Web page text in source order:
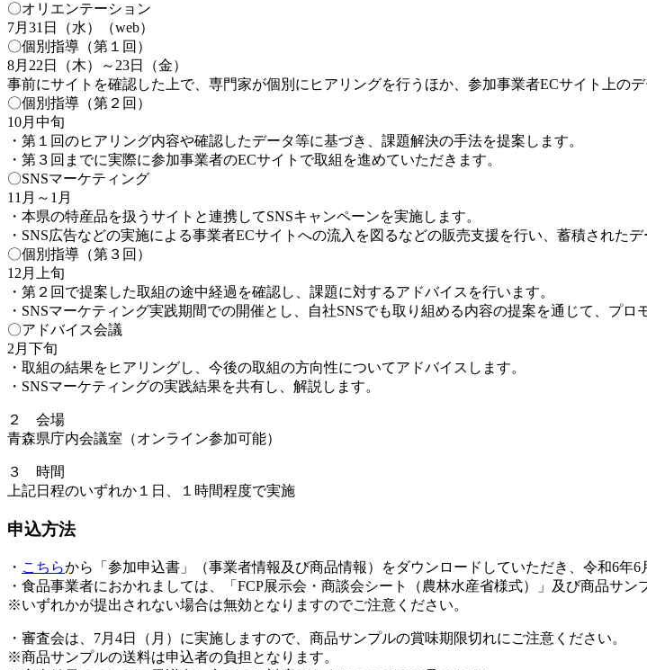
〇オリエンテーション
7月31日（水）（web）
〇個別指導（第１回）
8月22日（木）～23日（金）
事前にサイトを確認した上で、専門家が個別にヒアリングを行うほか、参加事業者ECサイト上のデ
〇個別指導（第２回）
10月中旬
・第１回のヒアリング内容や確認したデータ等に基づき、課題解決の手法を提案します。
・第３回までに実際に参加事業者のECサイトで取組を進めていただきます。
〇SNSマーケティング
11月～1月
・本県の特産品を扱うサイトと連携してSNSキャンペーンを実施します。
・SNS広告などの実施による事業者ECサイトへの流入を図るなどの販売支援を行い、蓄積された
〇個別指導（第３回）
12月上旬
・第２回で提案した取組の途中経過を確認し、課題に対するアドバイスを行います。
・SNSマーケティング実践期間での開催とし、自社SNSでも取り組める内容の提案を通じて、プロ
〇アドバイス会議
2月下旬
・取組の結果をヒアリングし、今後の取組の方向性についてアドバイスします。
・SNSマーケティングの実践結果を共有し、解説します。
２ 会場
青森県庁内会議室（オンライン参加可能）
３ 時間
上記日程のいずれか１日、１時間程度で実施
申込方法
・ こちらから「参加申込書」（事業者情報及び商品情報）をダウンロードしていただき、令和6年6
・食品事業者におかれましては、「FCP展示会・商談会シート（農林水産省様式）」及び商品サン
※いずれかが提出されない場合は無効となりますのでご注意ください。
・審査会は、7月4日（月）に実施しますので、商品サンプルの賞味期限切れにご注意ください。
※商品サンプルの送料は申込者の負担となります。